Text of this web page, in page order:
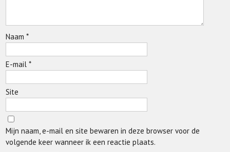
Naam*
E-mail*
Site
Mijn naam, e-mail en site bewaren in deze browser voor de
volgende keer wanneer ik een reactie plaats.